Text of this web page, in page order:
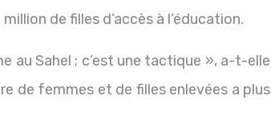
de filles d’accès à l’éducation.
au Sahel ; c’est une tactique », a-t-elle
de femmes et de filles enlevées a plus